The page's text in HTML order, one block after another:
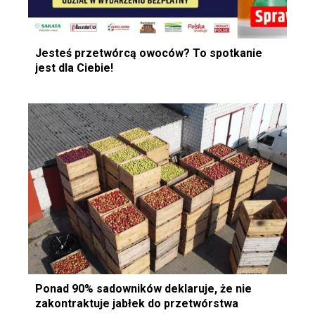
Jesteś przetwórcą owoców? To spotkanie
jest dla Ciebie!
Ponad 90% sadowników deklaruje, że nie
zakontraktuje jabłek do przetwórstwa